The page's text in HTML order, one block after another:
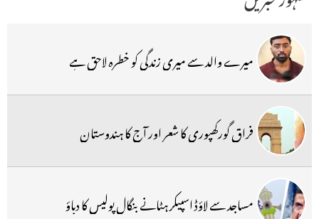
میرے والد سے میری زندگی کو خطرہ لاحق ہے
فراق گورکھپوری کا شعر اور آج کا ہندوستان
مساجد سے لاؤڈ اسپیکر ہٹانے بنگال پولیس کا دباؤ